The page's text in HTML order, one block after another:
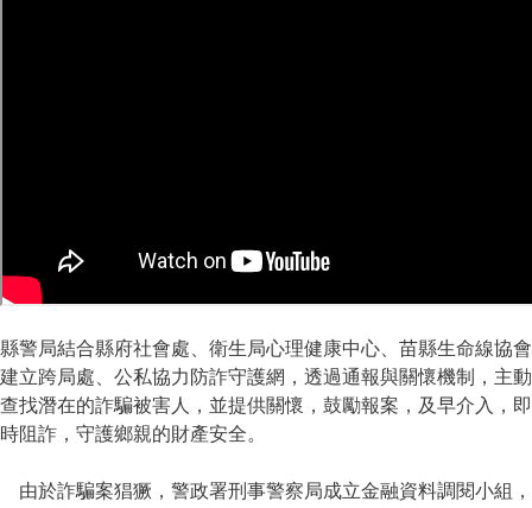
縣警局結合縣府社會處、衛生局心理健康中心、苗縣生命線協會
建立跨局處、公私協力防詐守護網，透過通報與關懷機制，主動
查找潛在的詐騙被害人，並提供關懷，鼓勵報案，及早介入，即
時阻詐，守護鄉親的財產安全。
由於詐騙案猖獗，警政署刑事警察局成立金融資料調閱小組，